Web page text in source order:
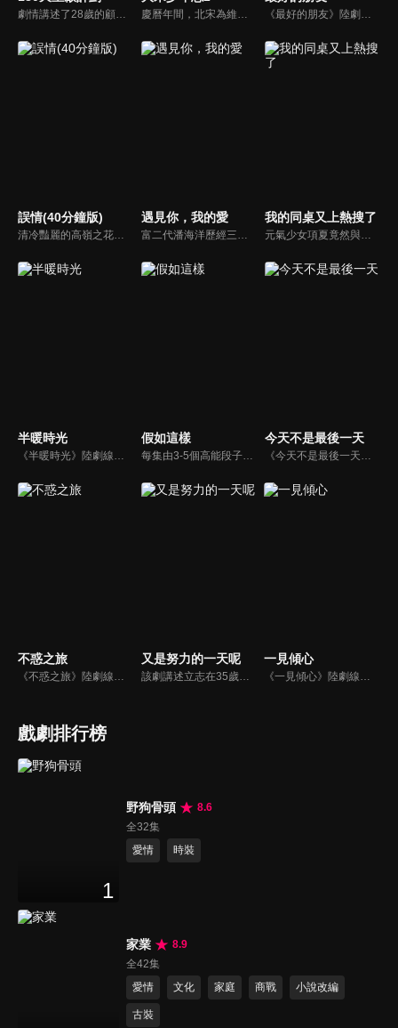
慶曆年間，北宋為維護和平與安定，借秘閣之名培訓少年暗探。經過嚴密的選拔，聰慧的元仲辛、美貌機敏的趙簡、從不殺生的小景、絕不説謊的王寬、不愛交流的薛映、性格開朗的韋原，六位少年組成了秘閣第七齋。在經歷了一次次生死相交的任務後，懵懂的少年們逐漸成長，他們用熱血和忠誠，為守護大宋獻身。
誤情(40分鐘版)
清冷豔麗的高嶺之花江時淺在遭受霸淩、暴力等一系列事件後，華麗蛻變逆襲歸來，用一場精心策劃強勢開啟自己的復仇之路，最終收穫內心救贖與愛情的故事。
遇見你，我的愛
富二代潘海洋歷經三次失敗婚姻，認為金錢阻礙愛情。唯第一任妻子陸雪怡真心待他。好友伊軒勸他隱藏身份。他在酒吧對芭蕾舞演員韓夢瑤一見鍾情。便化身業務經理與她相戀。熱戀中潘海洋決定娶韓夢瑤，卻在婚前發現韓夢瑤三年前曾是自己公司員工，進而揭開伊軒與韓夢瑤為還債設局圖謀他財產的陰謀...
我的同桌又上熱搜了
元氣少女項夏竟然與自己的偶像、高冷學霸靳韓成為同班同學，甚至就坐在隔壁。而項夏的「粉絲」屬性卻給靳韓造成了一系列的困擾。啼笑皆非的校園生活，靳韓逐步對項夏有所改觀，在這單純美好的青春裡，二人共同進步，雙向奔赴，互相成為對方的「偶像」…
半暖時光
《半暖時光》陸劇線上看。陽光帥氣的沈侯（楊旭文）和品學兼優的顏曉晨（許齡月）一見鍾情，卻又因捲入一件過去的秘密被揭露而難以相守。在顏曉晨最脆弱的時候，程致遠（付辛博）的出現讓顏曉晨感到温暖，然而沈侯再次回來之時，卻帶來更大的秘密…
假如這樣
每集由3-5個高能段子構成，每個段子所有的人物和事物都要遵循一個設定的概念，去完成所有的行為和會話，反之所有發生的一切要服務於這個概念，乍一看或多或少有些反常規，但又都是認認真真的存在並且。
今天不是最後一天
《今天不是最後一天》陸劇線上看。長期宅居的廢柴米蟲打算在河邊結束自己一無是處的人生，卻因為意外救了一個溺水的女孩知了而打斷了計劃。幾天後的一場意外，更是讓兩人踏上了劫數橫生的逃亡之路。一系列匪夷所思的遭遇把他們的命運糾纏在一起…
不惑之旅
《不惑之旅》陸劇線上看。中學教師簡單辭去教職來到北京，準備和未婚夫成婚，為了分擔生活壓力，她找到書商馬列文的女兒家教工作。婚期將近，簡單卻發現未婚夫早已移情別戀，馬列文的點醒之下，拒絕了委曲求全的婚姻。在生活的挑戰面前，二人彼此鼓勵，最終決定攜手前行，發現原來幸福可以很簡單。
又是努力的一天呢
該劇講述立志在35歲提前退休的普通上班族辛凡，在與元氣少女花千金的合租過程中以及周圍人感染下，重拾奮鬥的喜劇故事，劇中人物各有特色：辛凡的上司肅度、同事方飄、花千金的奶茶店夥伴蜜玥、粉店的笑笑姨……一場充滿愛、奮鬥與溫暖的故事，就在公司、奶茶店、粉店開始上演。
一見傾心
《一見傾心》陸劇線上看。旅日十年的沐婉卿（張婧儀）帶著母親的骨灰回國安葬，並查明哥哥的死亡真相。在因緣際會下，結識了上海城防長官譚玹霖（陳星旭）與越城司令的獨子徐光耀。一段蕩氣迴腸的情愫，也漸漸地三個人之間滋長。
戲劇排行榜
1
野狗骨頭
8.6
全32集
愛情
時裝
家業
8.9
全42集
愛情
文化 家庭 商戰 小說改編
古裝